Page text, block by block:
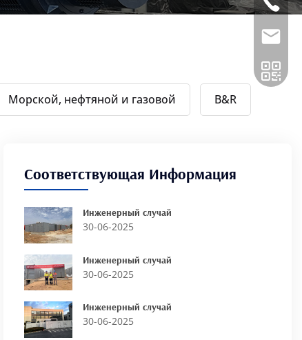
Морской, нефтяной и газовой B&R
Соответствующая Информация
Инженерный случай
30-06-2025
Инженерный случай
30-06-2025
Инженерный случай
30-06-2025